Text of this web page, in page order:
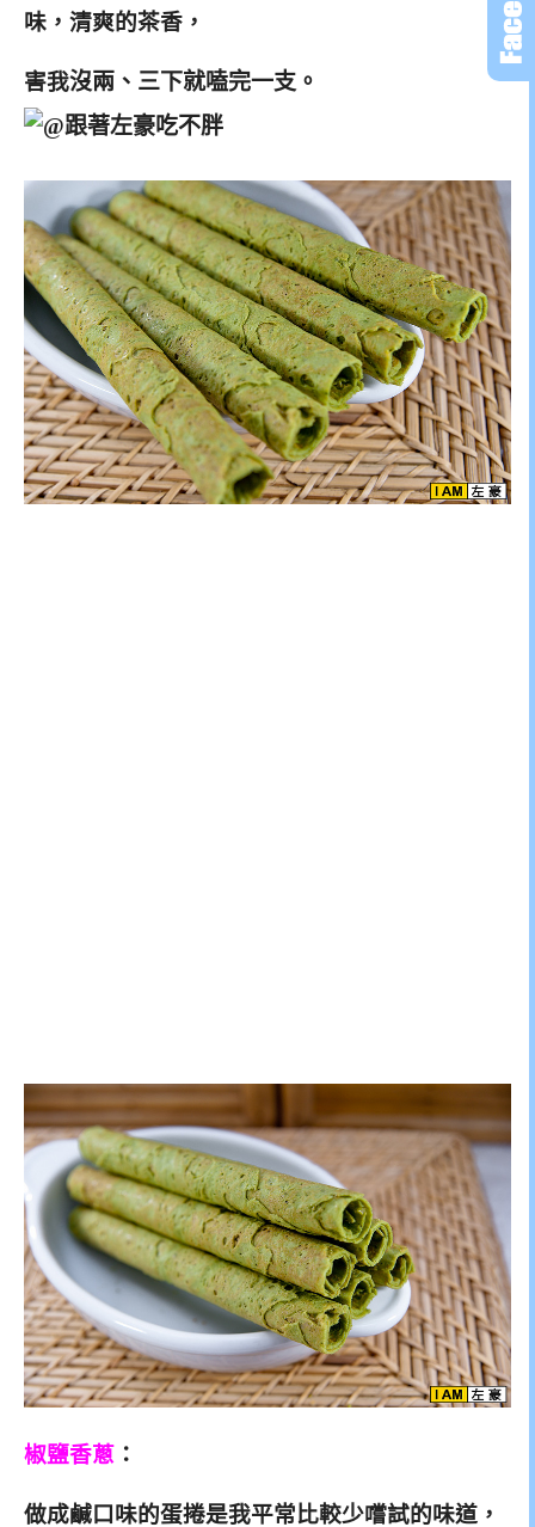
味，清爽的茶香，
害我沒兩、三下就嗑完一支。
椒鹽香蔥 ：
做成鹹口味的蛋捲是我平常比較少嚐試的味道，